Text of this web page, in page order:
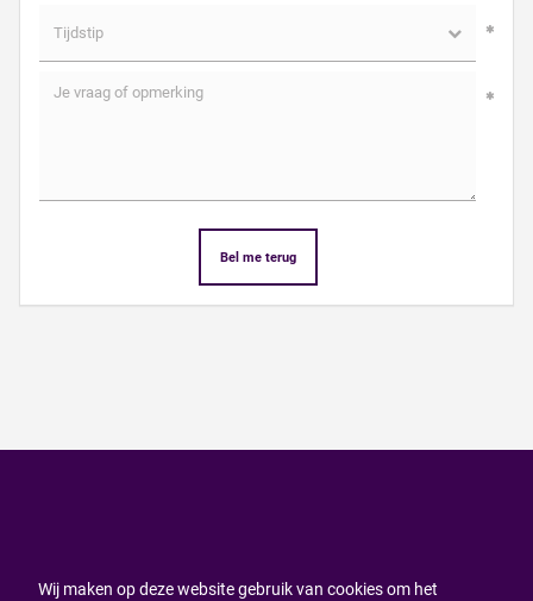
Bel me terug
Wij maken op deze website gebruik van cookies om het